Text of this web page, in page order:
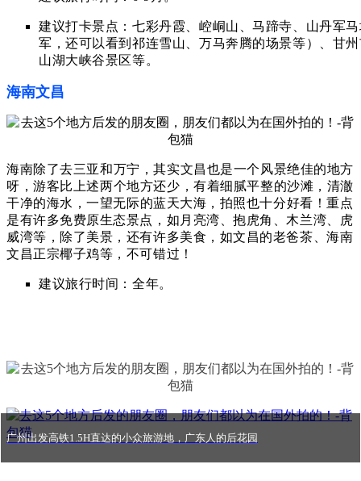
建议打卡景点：七彩丹霞、 崆峒山、马蹄寺、山丹军
军，还可以看到祁连雪山、万马奔腾的场景等）、甘
山湖大峡谷景区等。
海南文昌
海南除了去三亚和万宁，其实文昌也是一个风景绝佳的地方
呀，游客比上述两个地方还少，有着细腻平整的沙滩， 清澈
干净的海水，一望无际的蓝天大海，拍照也十分好看！重点
是有许多免费原生态景点，如月亮湾、抱虎角、木兰湾、虎
威湾等，除了美景，还有许多美食，如文昌的老爸茶、海南
文昌正宗椰子鸡等，不可错过！
建议旅行时间：全年。
广州出发高铁1.5H直达的小众旅游地，广东人的后花园